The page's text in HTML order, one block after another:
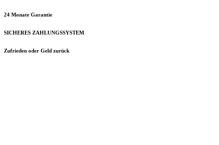
24 Monate Garantie
SICHERES ZAHLUNGSSYSTEM
Zufrieden oder Geld zurück